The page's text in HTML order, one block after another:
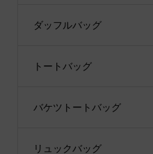
ダッフルバッグ
トートバッグ
バケツトートバッグ
リュックバッグ